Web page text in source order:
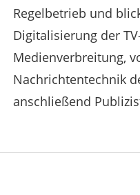
Regelbetrieb und blickt
Digitalisierung der
Medienverbreitung,
Nachrichtentechnik
anschließend